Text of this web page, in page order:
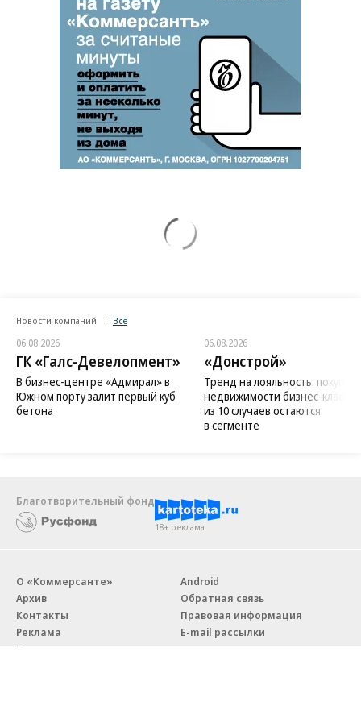
Новости компаний Все
06.08.2026
ГК «Галс-Девелопмент»
В бизнес-центре «Адмирал» в
Южном порту залит первый куб
бетона
06.08.2026
«Донстрой»
Тренд на лояльность:
недвижимости бизнес-класса
из 10 случаев остаются
в сегменте
Благотворительный фонд
18+ реклама
О «Коммерсанте»
Архив
Контакты
Реклама
Вакансии
Android
Обратная связь
Правовая информация
E-mail рассылки